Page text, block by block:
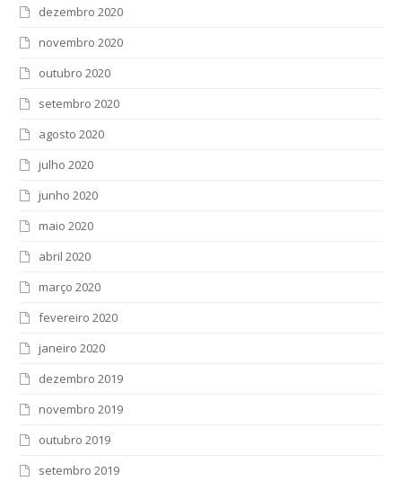
dezembro 2020
novembro 2020
outubro 2020
setembro 2020
agosto 2020
julho 2020
junho 2020
maio 2020
abril 2020
março 2020
fevereiro 2020
janeiro 2020
dezembro 2019
novembro 2019
outubro 2019
setembro 2019